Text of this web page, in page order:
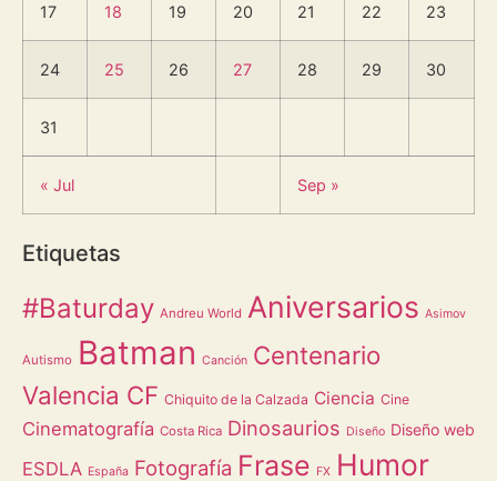
17 18 19 20 21 22 23
24 25 26 27 28 29 30
31
« Jul Sep »
Etiquetas
#Baturday Andreu World Aniversarios Asimov
Autismo Batman Canción Centenario
Valencia CF Chiquito de la Calzada Ciencia Cine
Cinematografía Costa Rica Dinosaurios Diseño Diseño web
ESDLA España Fotografía Frase FX Humor